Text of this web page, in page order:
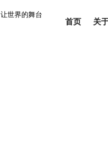
让世界的舞台
首页 关